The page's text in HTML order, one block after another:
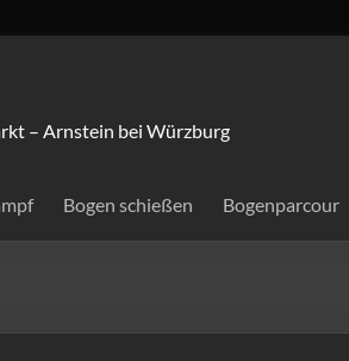
– Arnstein bei Würzburg
Bogen schießen Bogenparcour